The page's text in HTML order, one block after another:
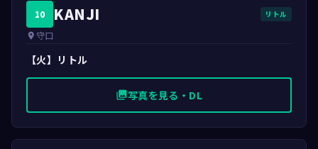
10 KANJI リトル
place 守口
【火】リトル
photo_library写真を見る・DL